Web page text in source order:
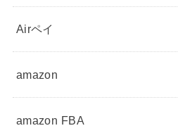
Airペイ
amazon
amazon FBA